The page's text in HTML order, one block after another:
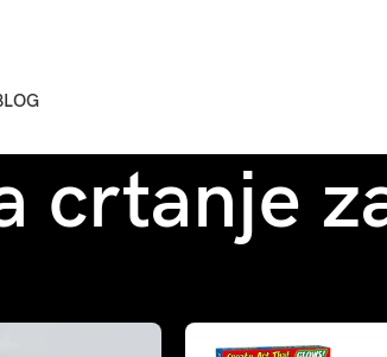
crtanje